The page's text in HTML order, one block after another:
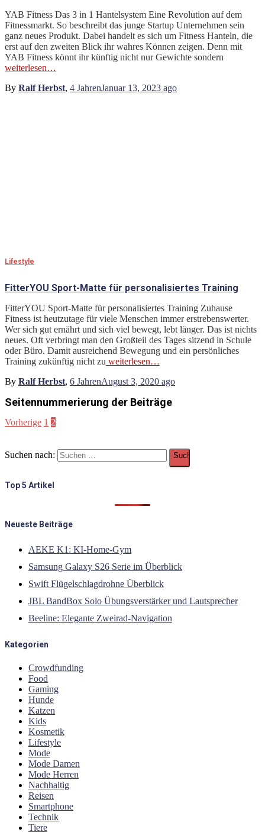
YAB Fitness Das 3 in 1 Hantelsystem Eine Revolution auf dem
Fitnessmarkt. So beschreibt das junge Startup Unternehmen sein
ganz neues Produkt. Dabei handelt es sich um Fitness Hanteln, die
erst auf den zweiten Blick ihr wahres Können zeigen. Denn mit
YAB Fitness könnt ihr künftig nicht nur Gewichte sondern
weiterlesen…
By Ralf Herbst, 4 JahrenJanuar 13, 2023 ago
Lifestyle
FitterYOU Sport-Matte für personalisiertes Training
FitterYOU Sport-Matte für personalisiertes Training Zuhause
Fitness ist heutzutage für viele Menschen immer erstrebenswerter.
Wer sich gut ernährt und sich viel bewegt, lebt länger. Das ist nichts
neues. Oft verbringt man den Großteil des Tages sitzend in Schule
oder Büro. Damit ausreichend Bewegung und ein persönliches
Training zukünftig nicht zu weiterlesen…
By Ralf Herbst, 6 JahrenAugust 3, 2020 ago
Seitennummerierung der Beiträge
Vorherige 1 2
Suchen nach:
Top 5 Artikel
Neueste Beiträge
AEKE K1: KI-Home-Gym
Samsung Galaxy S26 Serie im Überblick
Swift Flügelschlagdrohne Überblick
JBL BandBox Solo Übungsverstärker und Lautsprecher
Beeline: Elegante Zweirad-Navigation
Kategorien
Crowdfunding
Food
Gaming
Hunde
Katzen
Kids
Kosmetik
Lifestyle
Mode
Mode Damen
Mode Herren
Nachhaltig
Reisen
Smartphone
Technik
Tiere